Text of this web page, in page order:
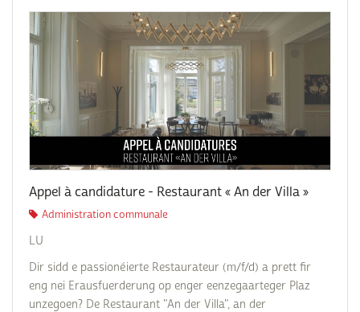
Appel à candidature - Restaurant « An der Villa »
Administration communale
LU
Dir sidd e passionéierte Restaurateur (m/f/d) a prett fir
eng nei Erausfuerderung op enger eenzegaarteger Plaz
unzegoen? De Restaurant "An der Villa", an der